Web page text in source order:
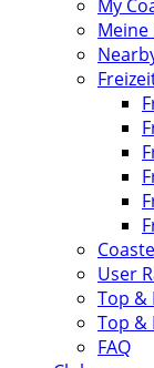
My
Meine
User
Top &
Top &
FAQ